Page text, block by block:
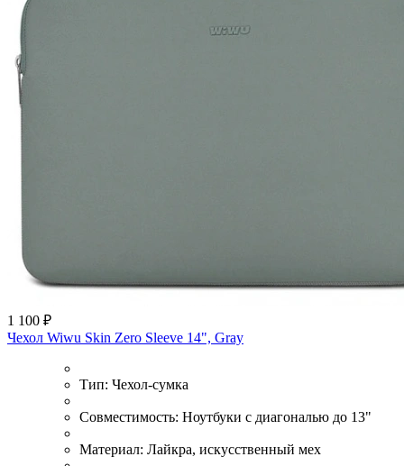
1 100 ₽
Чехол Wiwu Skin Zero Sleeve 14", Gray
Тип: Чехол-сумка
Совместимость: Ноутбуки с диагональю до 13"
Материал: Лайкра, искусственный мех